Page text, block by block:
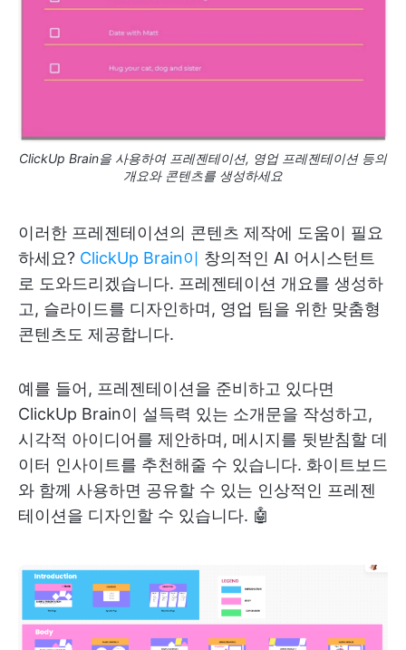
ClickUp Brain을 사용하여 프레젠테이션, 영업 프레젠테이션 등의
개요와 콘텐츠를 생성하세요
이러한 프레젠테이션의 콘텐츠 제작에 도움이 필요
하세요? ClickUp Brain이 창의적인 AI 어시스턴트
로 도와드리겠습니다. 프레젠테이션 개요를 생성하
고, 슬라이드를 디자인하며, 영업 팀을 위한 맞춤형
콘텐츠도 제공합니다.
예를 들어, 프레젠테이션을 준비하고 있다면
ClickUp Brain이 설득력 있는 소개문을 작성하고,
시각적 아이디어를 제안하며, 메시지를 뒷받침할 데
이터 인사이트를 추천해줄 수 있습니다. 화이트보드
와 함께 사용하면 공유할 수 있는 인상적인 프레젠
테이션을 디자인할 수 있습니다. 🤖